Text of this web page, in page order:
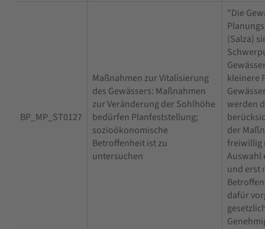
BP_MP_ST0127
Maßnahmen zur Vitalisierung
des Gewässers: Maßnahmen
zur Veränderung der Sohlhöhe
bedürfen Planfeststellung;
sozioökonomische
Betroffenheit ist zu
untersuchen
"Die
(Salza)
kleinere
werden
der
freiwillig
Auswahl
und erst
dafür